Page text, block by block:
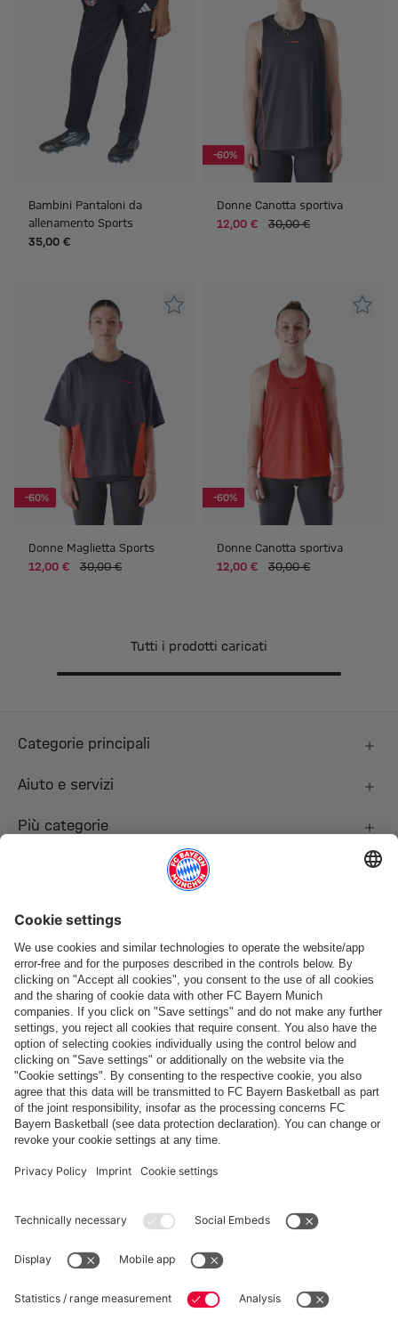
Bambini Pantaloni da
allenamento Sports
35,00 €
-60%
Donne Canotta sportiva
12,00 €
30,00 €
-60%
Donne Maglietta Sports
12,00 €
30,00 €
-60%
Donne Canotta sportiva
12,00 €
30,00 €
Tutti i prodotti caricati
Categorie principali
Aiuto e servizi
Più categorie
Pagamento e consegna
FC Bayern Store App
RECESSO
Privacy